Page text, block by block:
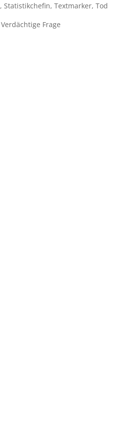
, Statistikchefin, Textmarker, Tod
Verdächtige Frage